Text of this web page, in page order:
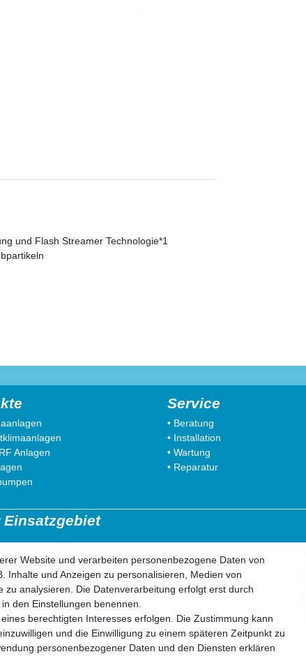
und Flash Streamer Technologie*1
Anlagen
Service
• Beratung
• Installation
• Wartung
• Reparatur
Einsatzgebiet
52477 Alsdorf
52531 Übach-Palenberg
52134 Herzogenrath
Website und verarbeiten personenbezogene Daten von
Inhalte und Anzeigen zu personalisieren, Medien von
analysieren. Die Datenverarbeitung erfolgt erst durch
den Einstellungen benennen.
berechtigten Interesses erfolgen. Die Zustimmung kann
und die Einwilligung zu einem späteren Zeitpunkt zu
personenbezogener Daten und den Diensten erklären